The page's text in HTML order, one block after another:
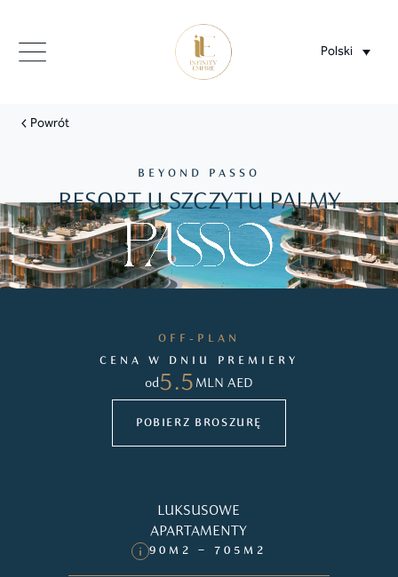
Polski
Powrót
BEYOND PASSO
RESORT U SZCZYTU PALMY
OFF-PLAN
CENA W DNIU PREMIERY
od5.5 MLN AED
POBIERZ BROSZURĘ
LUKSUSOWE
APARTAMENTY
90M2 – 705M2